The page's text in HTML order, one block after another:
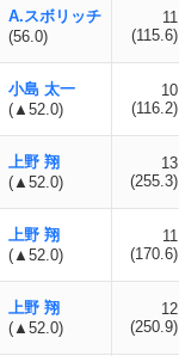
A.スボリッチ
(56.0)
11
(115.6)
小島 太一
(▲52.0)
10
(116.2)
上野 翔
(▲52.0)
13
(255.3)
上野 翔
(▲52.0)
11
(170.6)
上野 翔
(▲52.0)
12
(250.9)